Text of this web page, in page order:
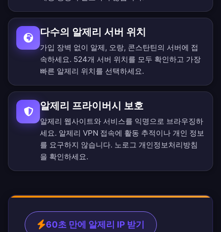
다수의 알제리 서버 위치
가입 장벽 없이 알제, 오랑, 콘스탄틴의 서버에 접
속하세요. 524개 서버 위치를 모두 확인하고 가장
빠른 알제리 위치를 선택하세요.
알제리 프라이버시 보호
알제리 웹사이트와 서비스를 익명으로 브라우징하
세요. 알제리 VPN 접속에 활동 추적이나 개인 정보
를 요구하지 않습니다. 노로그 개인정보처리방침
을 확인하세요.
60초 만에 알제리 IP 받기